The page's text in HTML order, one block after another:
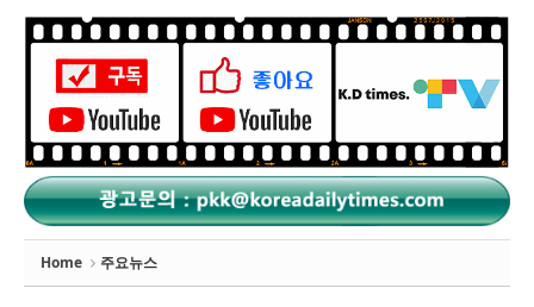
Home 주요뉴스